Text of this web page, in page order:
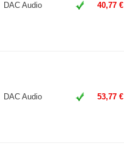
DAC Audio 40,77 €
DAC Audio 53,77 €